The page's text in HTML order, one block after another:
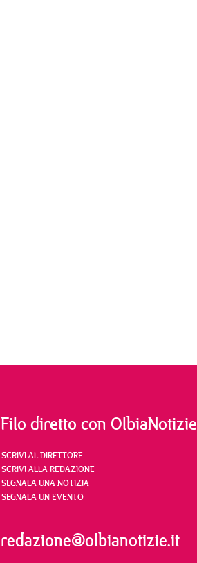
Filo diretto con OlbiaNotizie
SCRIVI AL DIRETTORE
SCRIVI ALLA REDAZIONE
SEGNALA UNA NOTIZIA
SEGNALA UN EVENTO
redazione@olbianotizie.it